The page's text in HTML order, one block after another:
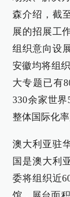
森介绍，截
展的招展工
组织意向设
安徽均将组
大专题已有
330余家世
整体国际化率
澳大利亚驻
国是澳大利
委将组织近